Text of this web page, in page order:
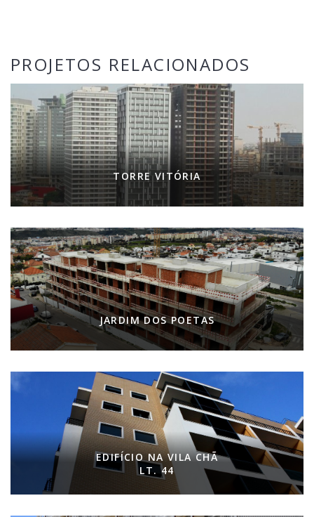
PROJETOS RELACIONADOS
TORRE VITÓRIA
JARDIM DOS POETAS
EDIFÍCIO NA VILA CHÃ
LT. 44